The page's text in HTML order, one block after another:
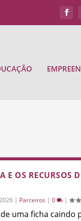
E OS RECURSOS
| Parceiros | 0 |
uma ficha